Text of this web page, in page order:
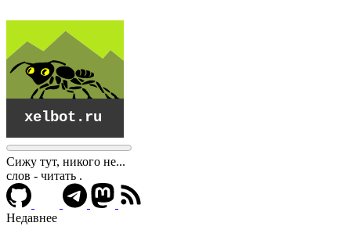
Сижу тут, никого не...
слов - читать .
Недавнее